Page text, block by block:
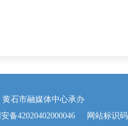
石市融媒体中心承办
备42020402000046 网站标识码